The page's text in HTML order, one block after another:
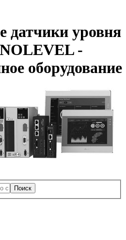
датчики уровня
-
оборудование
Поиск